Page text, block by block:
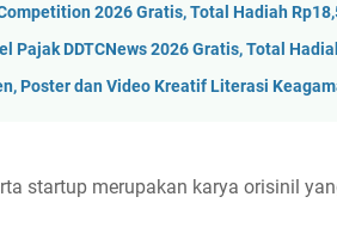
2026 Gratis, Total Hadiah
Pajak DDTCNews 2026 Gratis, Total
Poster dan Video Kreatif Literasi
startup merupakan karya orisinil